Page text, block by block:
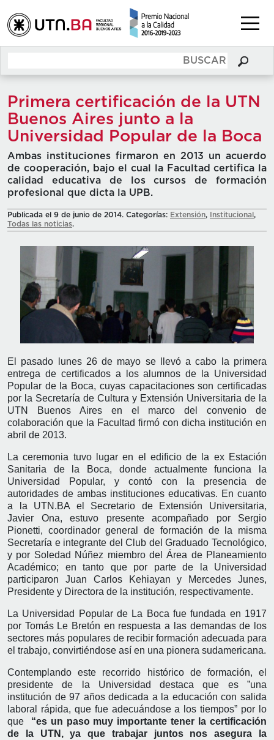
Primera certificación de la UTN
Buenos Aires junto a la
Universidad Popular de la Boca
Ambas instituciones firmaron en 2013 un acuerdo
de cooperación, bajo el cual la Facultad certifica la
calidad educativa de los cursos de formación
profesional que dicta la UPB.
Publicada el 9 de junio de 2014. Categorías: Extensión, Institucional ,
Todas las noticias.
El pasado lunes 26 de mayo se llevó a cabo la primera
entrega de certificados a los alumnos de la Universidad
Popular de la Boca, cuyas capacitaciones son certificadas
por la Secretaría de Cultura y Extensión Universitaria de la
UTN Buenos Aires en el marco del convenio de
colaboración que la Facultad firmó con dicha institución en
abril de 2013.
La ceremonia tuvo lugar en el edificio de la ex Estación
Sanitaria de la Boca, donde actualmente funciona la
Universidad Popular, y contó con la presencia de
autoridades de ambas instituciones educativas. En cuanto
a la UTN.BA el Secretario de Extensión Universitaria,
Javier Ona, estuvo presente acompañado por Sergio
Pionetti, coordinador general de formación de la misma
Secretaría e integrante del Club del Graduado Tecnológico,
y por Soledad Núñez miembro del Área de Planeamiento
Académico; en tanto que por parte de la Universidad
participaron Juan Carlos Kehiayan y Mercedes Junes,
Presidente y Directora de la institución, respectivamente.
La Universidad Popular de La Boca fue fundada en 1917
por Tomás Le Bretón en respuesta a las demandas de los
sectores más populares de recibir formación adecuada para
el trabajo, convirtiéndose así en una pionera sudamericana.
Contemplando este recorrido histórico de formación, el
presidente de la Universidad destaca que es ”una
institución de 97 años dedicada a la educación con salida
laboral rápida, que fue adecuándose a los tiempos” por lo
que “es un paso muy importante tener la certificación
de la UTN, ya que trabajar juntos nos asegura la